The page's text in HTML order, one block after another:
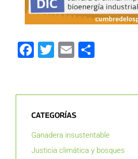
Facebook
Twitter
Email
CATEGORÍAS
Ganadera insustentable
Justicia climática y bosques